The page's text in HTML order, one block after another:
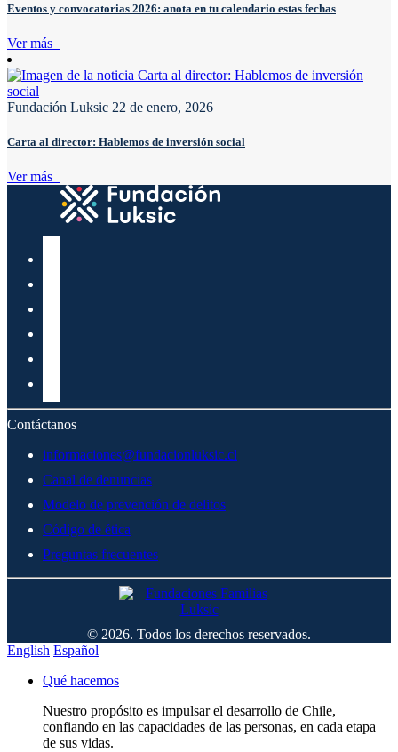
Eventos y convocatorias 2026: anota en tu calendario estas fechas
Ver más
Fundación Luksic 22 de enero, 2026
Carta al director: Hablemos de inversión social
Ver más
Contáctanos
informaciones@fundacionluksic.cl
Canal de denuncias
Modelo de prevención de delitos
Código de ética
Preguntas frecuentes
© 2026. Todos los derechos reservados.
English Español
Qué hacemos
Nuestro propósito es impulsar el desarrollo de Chile,
confiando en las capacidades de las personas, en cada etapa
de sus vidas.